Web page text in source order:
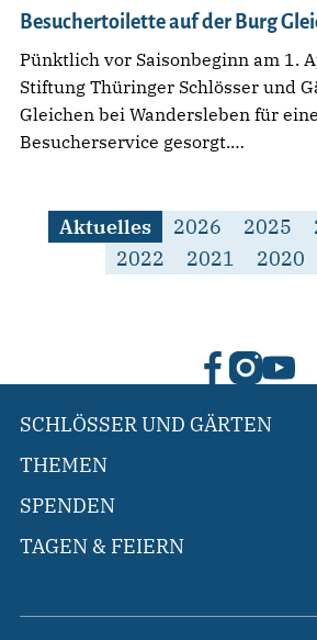
Besuchertoilette auf der Burg
Pünktlich vor Saisonbeginn am 1.
Stiftung Thüringer Schlösser und
Gleichen bei Wandersleben für
Besucherservice gesorgt.…
Aktuelles 2026 2025
2022
2021 2020
SCHLÖSSER UND GÄRTEN
THEMEN
SPENDEN
TAGEN & FEIERN